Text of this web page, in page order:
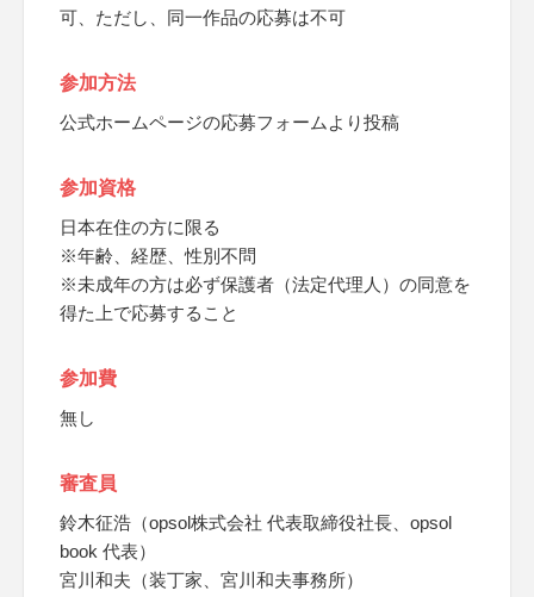
可、ただし、同一作品の応募は不可
参加方法
公式ホームページの応募フォームより投稿
参加資格
日本在住の方に限る
※年齢、経歴、性別不問
※未成年の方は必ず保護者（法定代理人）の同意を
得た上で応募すること
参加費
無し
審査員
鈴木征浩（opsol株式会社 代表取締役社長、opsol
book 代表）
宮川和夫（装丁家、宮川和夫事務所）